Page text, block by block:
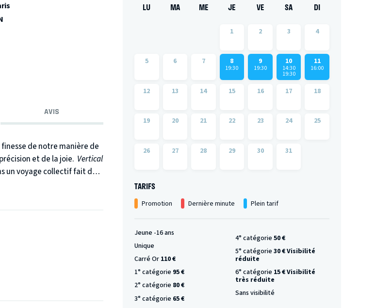
AVIS
de notre manière de
et de la joie. Vertical
un voyage collectif fait de
LU MA ME JE VE SA DI
1 2 3 4
5 6 7 8
19:30
9
19:30
10
14:30
19:30
11
16:00
12 13 14 15 16 17 18
19 20 21 22 23 24 25
26 27 28 29 30 31
TARIFS
Promotion Dernière minute Plein tarif
Jeune -16 ans
Unique
Carré Or 110 €
1° catégorie 95 €
2° catégorie 80 €
3° catégorie 65 €
4° catégorie 50 €
5° catégorie 30 € Visibilité
réduite
6° catégorie 15 € Visibilité
très réduite
Sans visibilité